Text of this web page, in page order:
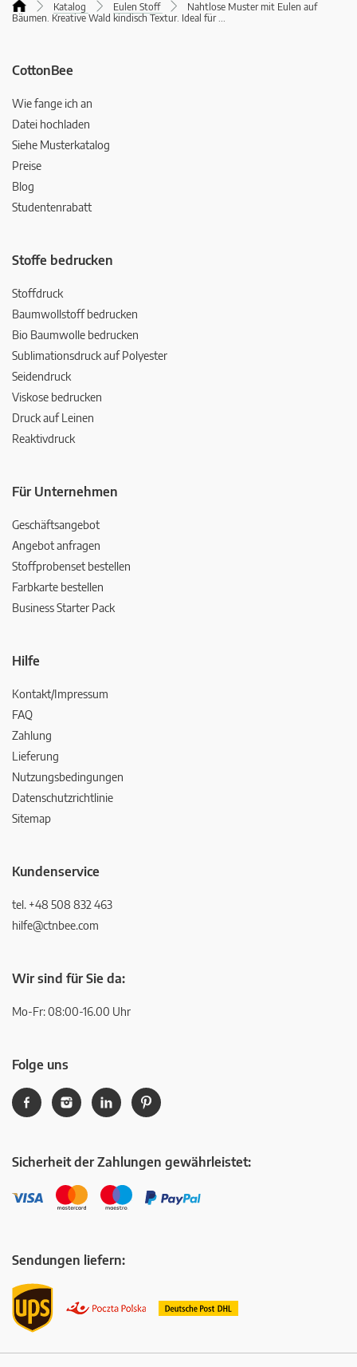
Katalog Eulen Stoff
Nahtlose Muster mit Eulen auf
Bäumen. Kreative Wald kindisch Textur. Ideal für...
CottonBee
Wie fange ich an
Datei hochladen
Siehe Musterkatalog
Preise
Blog
Studentenrabatt
Stoffe bedrucken
Stoffdruck
Baumwollstoff bedrucken
Bio Baumwolle bedrucken
Sublimationsdruck auf Polyester
Seidendruck
Viskose bedrucken
Druck auf Leinen
Reaktivdruck
Für Unternehmen
Geschäftsangebot
Angebot anfragen
Stoffprobenset bestellen
Farbkarte bestellen
Business Starter Pack
Hilfe
Kontakt/Impressum
FAQ
Zahlung
Lieferung
Nutzungsbedingungen
Datenschutzrichtlinie
Sitemap
Kundenservice
tel. +48 508 832 463
hilfe@ctnbee.com
Wir sind für Sie da:
Mo-Fr: 08:00-16.00 Uhr
Folge uns
Sicherheit der Zahlungen gewährleistet:
Sendungen liefern: